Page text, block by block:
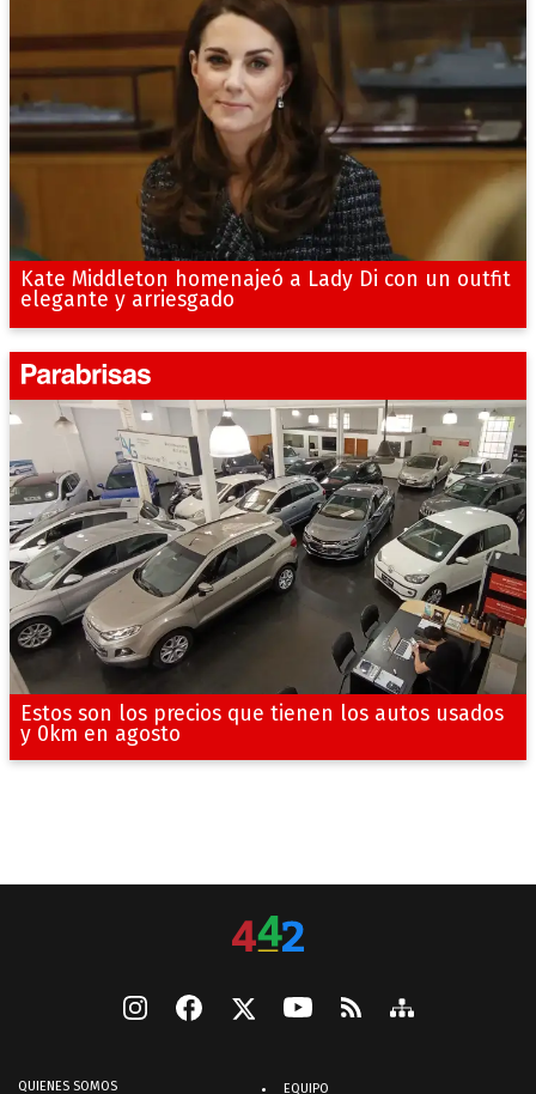
Kate Middleton homenajeó a Lady Di con un outfit
elegante y arriesgado
Estos son los precios que tienen los autos usados
y 0km en agosto
QUIENES SOMOS EQUIPO